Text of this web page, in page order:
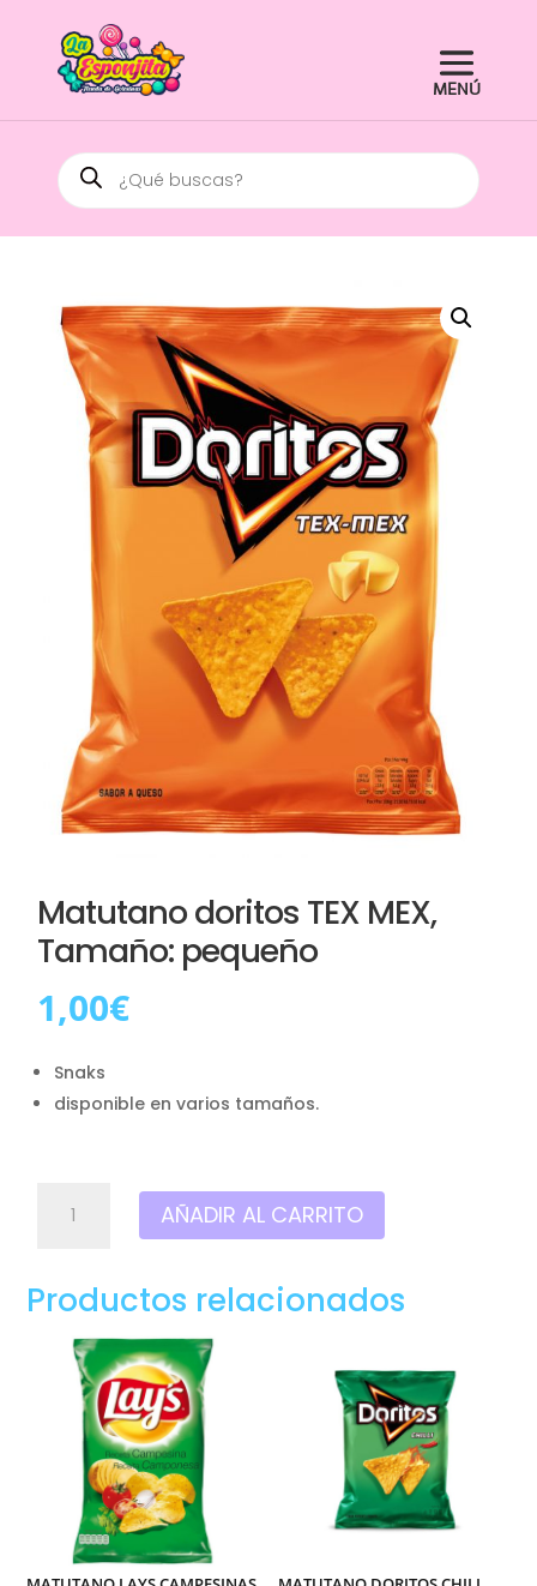
Búsqueda
de
productos
Matutano doritos TEX MEX,
Tamaño: pequeño
1,00€
Snaks
disponible en varios tamaños.
doritos
Tamaño:
cantidad
AÑADIR AL CARRITO
Productos relacionados